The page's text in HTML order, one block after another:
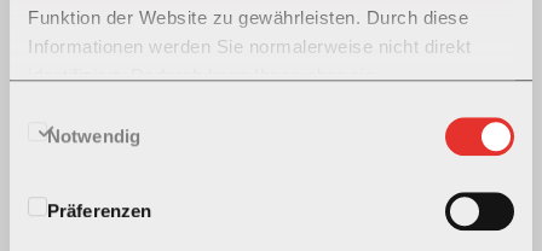
Funktion der Website zu gewährleisten. Durch diese
Informationen werden Sie normalerweise nicht direkt
identifiziert. Dadurch kann Ihnen aber ein
Ihr Recht auf Datenschutz respektieren, können Sie sich
zulassen. Klicken Sie auf Details, um mehr zu erfahren
und nutzen Sie die Regler um unsere
Notwendig
Präferenzen
Statuten & Reglemente
Ad hoc-Mitteilungen
Aktie